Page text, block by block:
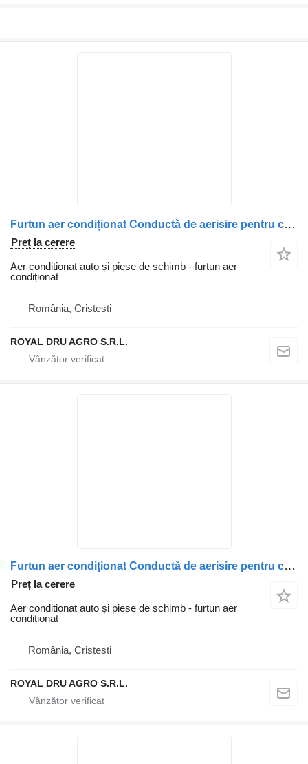
Furtun aer condiționat Conductă de aerisire pentru camion Carter Scania 1856510 – Piesă auto metalică cu coturi și suport de montare
Preț la cerere
Aer conditionat auto și piese de schimb - furtun aer
condiționat
România, Cristesti
ROYAL DRU AGRO S.R.L.
Furtun aer condiționat Conductă de aerisire pentru camion Carter MAN 51018025730
Preț la cerere
Aer conditionat auto și piese de schimb - furtun aer
condiționat
România, Cristesti
ROYAL DRU AGRO S.R.L.